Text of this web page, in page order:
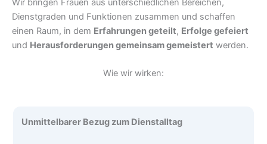
Dienstgraden und Funktionen zusammen und schaffen
einen Raum, in dem Erfahrungen geteilt, Erfolge gefeiert
und Herausforderungen gemeinsam gemeistert werden.
Wie wir wirken:
Unmittelbarer Bezug zum Dienstalltag